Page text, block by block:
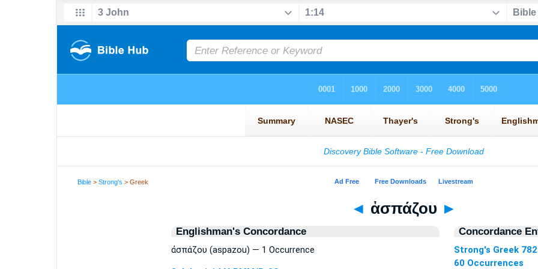
Bible >Strong's > Greek
◄ ἀσπάζου ►
Englishman's Concordance
ἀσπάζου (aspazou) — 1 Occurrence
Concordance
Strong's Greek 782
60 Occurrences